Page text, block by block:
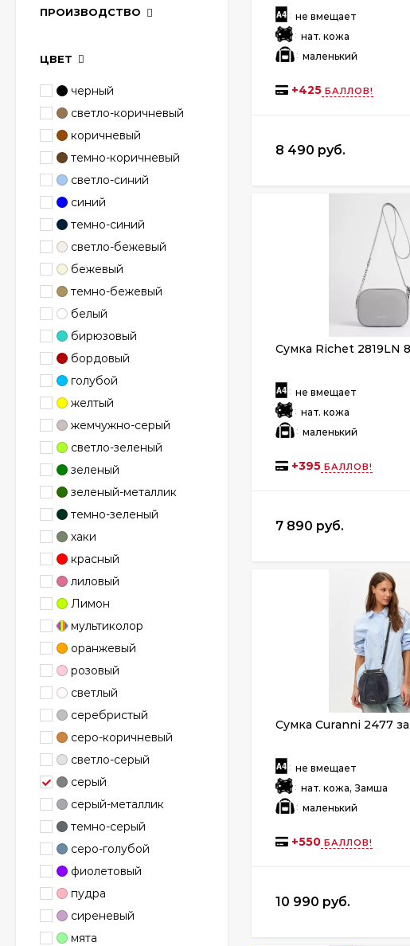
: не вмещает
: нат. кожа
: маленький
+425 БАЛЛОВ!
8 490 руб.
Сумка Richet 2819LN
: не вмещает
: нат. кожа
: маленький
+395 БАЛЛОВ!
7 890 руб.
Сумка Curanni 2477
: не вмещает
: нат. кожа, Замша
: маленький
+550 БАЛЛОВ!
10 990 руб.
ПРОИЗВОДСТВО
ЦВЕТ
черный
светло-коричневый
коричневый
темно-коричневый
светло-синий
синий
темно-синий
светло-бежевый
бежевый
темно-бежевый
белый
бирюзовый
бордовый
голубой
желтый
жемчужно-серый
светло-зеленый
зеленый
зеленый-металлик
темно-зеленый
хаки
красный
лиловый
Лимон
мультиколор
оранжевый
розовый
светлый
серебристый
серо-коричневый
светло-серый
серый
серый-металлик
темно-серый
серо-голубой
фиолетовый
пудра
сиреневый
мята